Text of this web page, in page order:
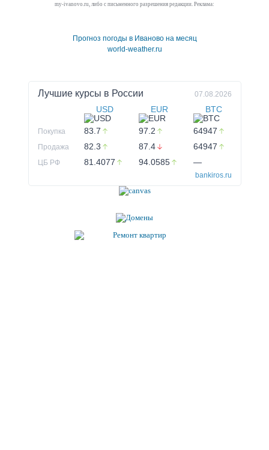
my-ivanovo.ru, либо с письменного разрешения редакции. Реклама:
Прогноз погоды в Иваново на месяц
world-weather.ru
Лучшие курсы в России 07.08.2026
USD EUR BTC
Покупка 83.7 97.2 64947
Продажа 82.3 87.4 64947
ЦБ РФ 81.4077 94.0585 —
bankiros.ru